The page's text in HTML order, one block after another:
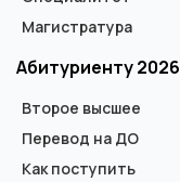
Магистратура
Абитуриенту 2026
Второе высшее
Перевод на ДО
Как поступить